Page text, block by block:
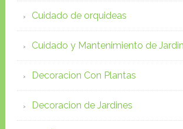
Cuidado de orquideas
Cuidado y Mantenimiento de
Decoracion Con Plantas
Decoracion de Jardines